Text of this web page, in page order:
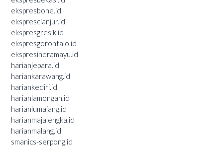
ekspresbone.id
eksprescianjur.id
ekspresgresik.id
ekspresgorontalo.id
ekspresindramayu.id
harianjepara.id
hariankarawang.id
hariankediri.id
harianlamongan.id
harianlumajang.id
harianmajalengka.id
harianmalang.id
smanics-serpong.id